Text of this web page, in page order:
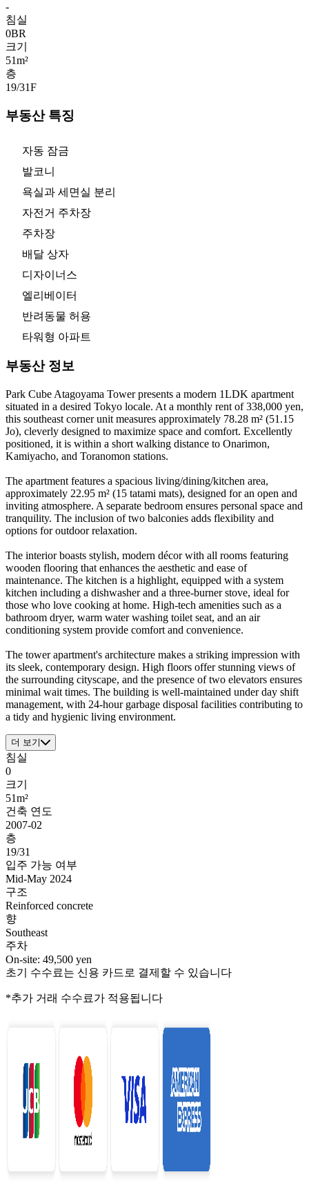
-
침실
0BR
크기
51m²
층
19/31F
부동산 특징
자동 잠금
발코니
욕실과 세면실 분리
자전거 주차장
주차장
배달 상자
디자이너스
엘리베이터
반려동물 허용
타워형 아파트
부동산 정보
Park Cube Atagoyama Tower presents a modern 1LDK apartment
situated in a desired Tokyo locale. At a monthly rent of 338,000 yen,
this southeast corner unit measures approximately 78.28 m² (51.15
Jo), cleverly designed to maximize space and comfort. Excellently
positioned, it is within a short walking distance to Onarimon,
Kamiyacho, and Toranomon stations.
The apartment features a spacious living/dining/kitchen area,
approximately 22.95 m² (15 tatami mats), designed for an open and
inviting atmosphere. A separate bedroom ensures personal space and
tranquility. The inclusion of two balconies adds flexibility and
options for outdoor relaxation.
The interior boasts stylish, modern décor with all rooms featuring
wooden flooring that enhances the aesthetic and ease of
maintenance. The kitchen is a highlight, equipped with a system
kitchen including a dishwasher and a three-burner stove, ideal for
those who love cooking at home. High-tech amenities such as a
bathroom dryer, warm water washing toilet seat, and an air
conditioning system provide comfort and convenience.
The tower apartment's architecture makes a striking impression with
its sleek, contemporary design. High floors offer stunning views of
the surrounding cityscape, and the presence of two elevators ensures
minimal wait times. The building is well-maintained under day shift
management, with 24-hour garbage disposal facilities contributing to
a tidy and hygienic living environment.
더 보기
침실
0
크기
51m²
건축 연도
2007-02
층
19/31
입주 가능 여부
Mid-May 2024
구조
Reinforced concrete
향
Southeast
주차
On-site: 49,500 yen
초기 수수료는 신용 카드로 결제할 수 있습니다
*추가 거래 수수료가 적용됩니다